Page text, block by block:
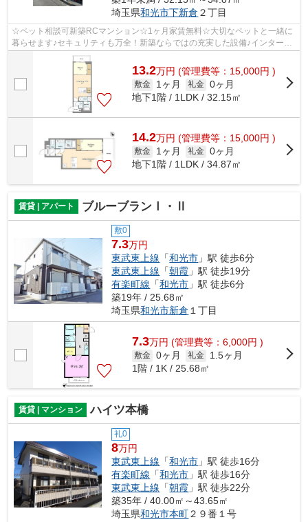
埼玉県和光市下新倉 ２丁目
☆ペット相談可新築RCマンション☆1ヶ月家賃無料☆大切なペットと一緒に
暮らせます♪セキュリティも万全！新築ならではの充実した設備♪インターネ
ット無料です☆お問い合わせはかつみ不動産...
13.2万円 (管理費等：15,000円 )
敷金 1ヶ月 礼金 0ヶ月
地下1階 / 1LDK / 32.15㎡
14.2万円 (管理費等：15,000円 )
敷金 1ヶ月 礼金 0ヶ月
地下1階 / 1LDK / 34.87㎡
賃貸 | アパート ブルーブランⅠ・Ⅱ
敷0
7.3万円
東武東上線 「和光市 」駅 徒歩6分
東武東上線 「朝霞 」駅 徒歩19分
有楽町線 「和光市 」駅 徒歩6分
築19年 / 25.68㎡
埼玉県和光市新倉 １丁目
7.3万円 (管理費等：6,000円 )
敷金 0ヶ月 礼金
1.5ヶ月
1階 / 1K / 25.68㎡
賃貸 | マンション ハイツ本橋
礼0
8万円
東武東上線 「和光市 」駅 徒歩16分
有楽町線 「和光市 」駅 徒歩16分
東武東上線 「朝霞 」駅 徒歩22分
築35年 / 40.00㎡～43.65㎡
埼玉県和光市本町２９番１号